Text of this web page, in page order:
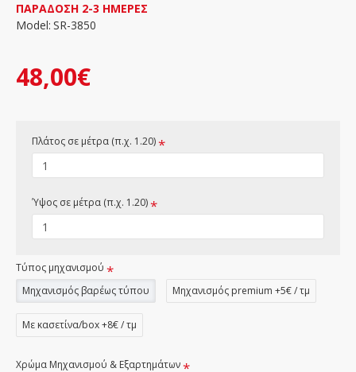
48,00€
ΠΑΡΑΔΟΣΗ 2-3 ΗΜΕΡΕΣ
Model: SR-3850
Πλάτος σε μέτρα (π.χ. 1.20)
Ύψος σε μέτρα (π.χ. 1.20)
Τύπος μηχανισμού
Μηχανισμός βαρέως τύπου
Μηχανισμός premium +5€ / τμ
Με κασετίνα/box +8€ / τμ
Χρώμα Μηχανισμού & Εξαρτημάτων